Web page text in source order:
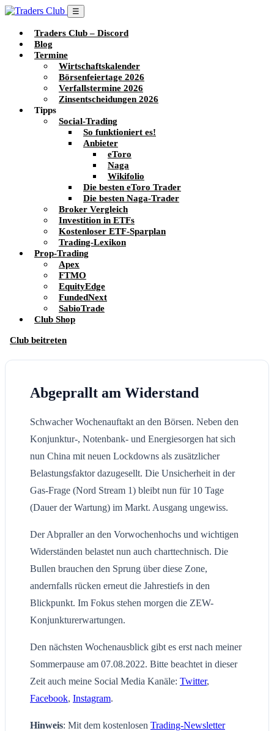
☰
Traders Club – Discord
Blog
Termine
Wirtschaftskalender
Börsenfeiertage 2026
Verfallstermine 2026
Zinsentscheidungen 2026
Tipps
Social-Trading
So funktioniert es!
Anbieter
eToro
Naga
Wikifolio
Die besten eToro Trader
Die besten Naga-Trader
Broker Vergleich
Investition in ETFs
Kostenloser ETF-Sparplan
Trading-Lexikon
Prop-Trading
Apex
FTMO
EquityEdge
FundedNext
SabioTrade
Club Shop
Club beitreten
Abgeprallt am Widerstand
Schwacher Wochenauftakt an den Börsen. Neben den
Konjunktur-, Notenbank- und Energiesorgen hat sich
nun China mit neuen Lockdowns als zusätzlicher
Belastungsfaktor dazugesellt. Die Unsicherheit in der
Gas-Frage (Nord Stream 1) bleibt nun für 10 Tage
(Dauer der Wartung) im Markt. Ausgang ungewiss.
Der Abpraller an den Vorwochenhochs und wichtigen
Widerständen belastet nun auch charttechnisch. Die
Bullen brauchen den Sprung über diese Zone,
andernfalls rücken erneut die Jahrestiefs in den
Blickpunkt. Im Fokus stehen morgen die ZEW-
Konjunkturerwartungen.
Den nächsten Wochenausblick gibt es erst nach meiner
Sommerpause am 07.08.2022. Bitte beachtet in dieser
Zeit auch meine Social Media Kanäle: Twitter,
Facebook, Instagram.
Hinweis: Mit dem kostenlosen Trading-Newsletter